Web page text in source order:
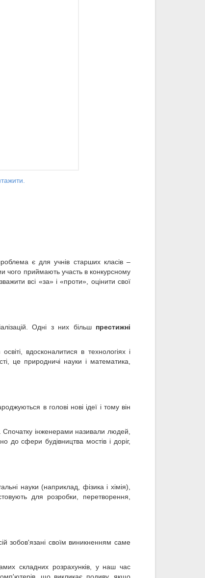
є для учнів старших класів –
чого приймають участь в конкурсному
всі «за» і «проти», оцінити свої
Одні з них більш престижні
вдосконалитися в технологіях і
це природничі науки і математика,
в голові нові ідеї і тому він
інженерами називали людей,
до сфери будівництва мостів і доріг,
науки (наприклад, фізика і хімія),
для розробки, перетворення,
зобов'язані своїм виникненням саме
складних розрахунків, у наш час